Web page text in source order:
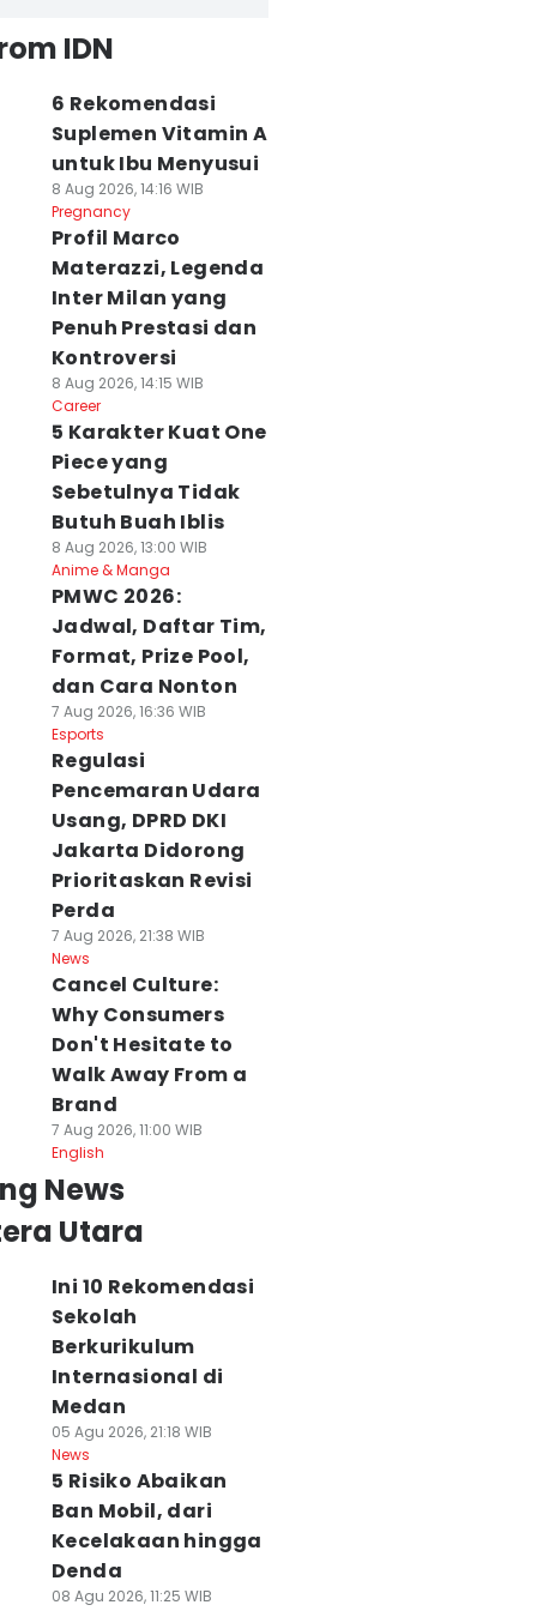
Sebab
Eks Istri
Lapor ke
Agu 2026, 07:25 WIB
Dokter Forensik:
Luka Tembak
Mantan Istri Polisi
Berkarakter
IDN
6 Rekomendasi
Suplemen Vitamin A
untuk Ibu Menyusui
8 Aug 2026, 14:16 WIB
Pregnancy
Profil Marco
Materazzi, Legenda
Inter Milan yang
Penuh Prestasi dan
Kontroversi
8 Aug 2026, 14:15 WIB
Career
5 Karakter Kuat One
Piece yang
Sebetulnya Tidak
Butuh Buah Iblis
8 Aug 2026, 13:00 WIB
Anime & Manga
PMWC 2026:
Jadwal, Daftar Tim,
Format, Prize Pool,
dan Cara Nonton
7 Aug 2026, 16:36 WIB
Esports
Regulasi
Pencemaran Udara
Usang, DPRD DKI
Jakarta Didorong
Prioritaskan Revisi
Perda
7 Aug 2026, 21:38 WIB
News
Cancel Culture:
Why Consumers
Don't Hesitate to
Walk Away From a
Brand
7 Aug 2026, 11:00 WIB
English
News
Utara
Ini 10 Rekomendasi
Sekolah
Berkurikulum
Internasional di
Medan
05 Agu 2026, 21:18 WIB
News
5 Risiko Abaikan
Ban Mobil, dari
Kecelakaan hingga
Denda
08 Agu 2026, 11:25 WIB